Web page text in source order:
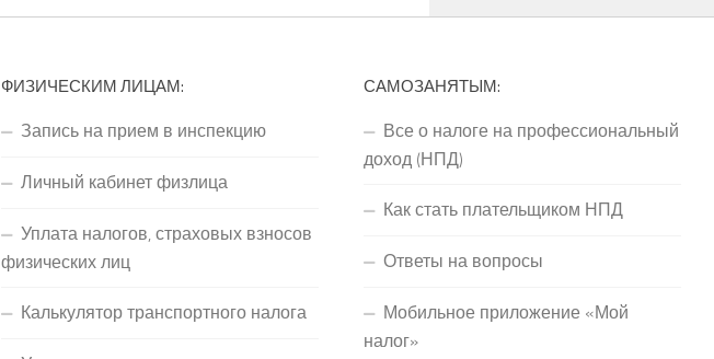
ФИЗИЧЕСКИМ ЛИЦАМ:
Запись на прием в инспекцию
Личный кабинет физлица
Уплата налогов, страховых взносов
физических лиц
Калькулятор транспортного налога
САМОЗАНЯТЫМ:
Все о налоге на профессиональный
доход (НПД)
Как стать плательщиком НПД
Ответы на вопросы
Мобильное приложение «Мой
налог»